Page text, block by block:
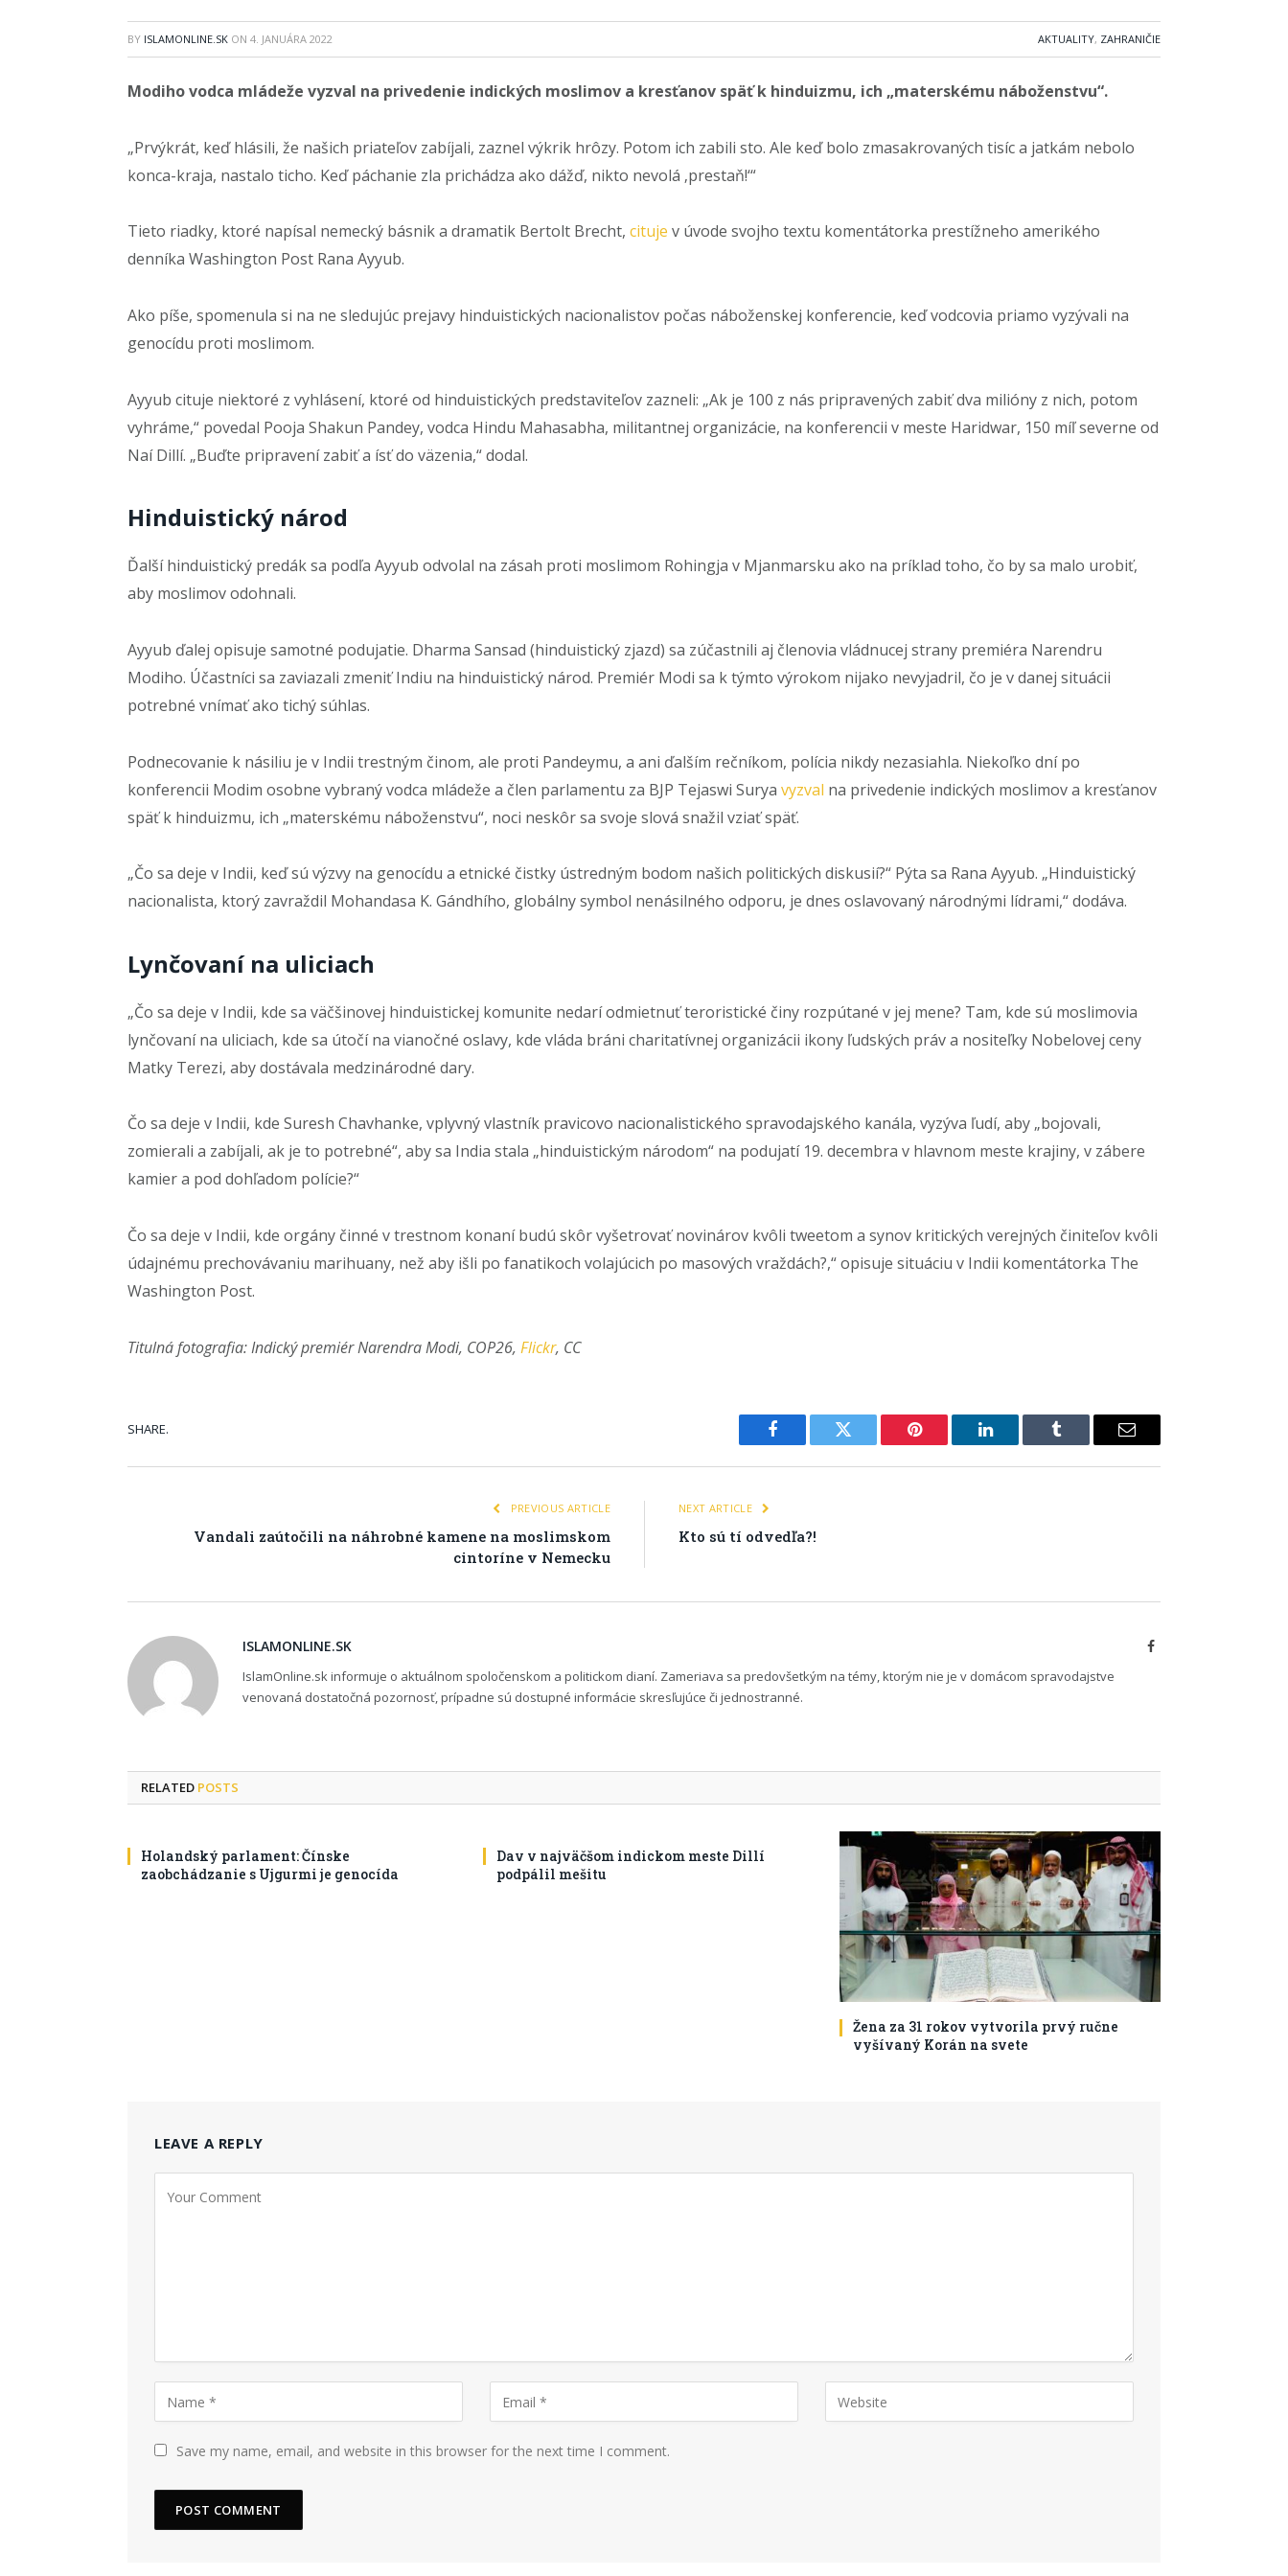
BY ISLAMONLINE.SK ON 4. JANUÁRA 2022 AKTUALITY, ZAHRANIČIE
Modiho vodca mládeže vyzval na privedenie indických moslimov a kresťanov späť k hinduizmu, ich „materskému náboženstvu“.
„Prvýkrát, keď hlásili, že našich priateľov zabíjali, zaznel výkrik hrôzy. Potom ich zabili sto. Ale keď bolo zmasakrovaných tisíc a jatkám nebolo
konca-kraja, nastalo ticho. Keď páchanie zla prichádza ako dážď, nikto nevolá ‚prestaň!‘“
Tieto riadky, ktoré napísal nemecký básnik a dramatik Bertolt Brecht, cituje v úvode svojho textu komentátorka prestížneho amerikého
denníka Washington Post Rana Ayyub.
Ako píše, spomenula si na ne sledujúc prejavy hinduistických nacionalistov počas náboženskej konferencie, keď vodcovia priamo vyzývali na
genocídu proti moslimom.
Ayyub cituje niektoré z vyhlásení, ktoré od hinduistických predstaviteľov zazneli: „Ak je 100 z nás pripravených zabiť dva milióny z nich, potom
vyhráme,“ povedal Pooja Shakun Pandey, vodca Hindu Mahasabha, militantnej organizácie, na konferencii v meste Haridwar, 150 míľ severne od
Naí Dillí. „Buďte pripravení zabiť a ísť do väzenia,“ dodal.
Hinduistický národ
Ďalší hinduistický predák sa podľa Ayyub odvolal na zásah proti moslimom Rohingja v Mjanmarsku ako na príklad toho, čo by sa malo urobiť,
aby moslimov odohnali.
Ayyub ďalej opisuje samotné podujatie. Dharma Sansad (hinduistický zjazd) sa zúčastnili aj členovia vládnucej strany premiéra Narendru
Modiho. Účastníci sa zaviazali zmeniť Indiu na hinduistický národ. Premiér Modi sa k týmto výrokom nijako nevyjadril, čo je v danej situácii
potrebné vnímať ako tichý súhlas.
Podnecovanie k násiliu je v Indii trestným činom, ale proti Pandeymu, a ani ďalším rečníkom, polícia nikdy nezasiahla. Niekoľko dní po
konferencii Modim osobne vybraný vodca mládeže a člen parlamentu za BJP Tejaswi Surya vyzval na privedenie indických moslimov a kresťanov
späť k hinduizmu, ich „materskému náboženstvu“, noci neskôr sa svoje slová snažil vziať späť.
„Čo sa deje v Indii, keď sú výzvy na genocídu a etnické čistky ústredným bodom našich politických diskusií?“ Pýta sa Rana Ayyub. „Hinduistický
nacionalista, ktorý zavraždil Mohandasa K. Gándhího, globálny symbol nenásilného odporu, je dnes oslavovaný národnými lídrami,“ dodáva.
Lynčovaní na uliciach
„Čo sa deje v Indii, kde sa väčšinovej hinduistickej komunite nedarí odmietnuť teroristické činy rozpútané v jej mene? Tam, kde sú moslimovia
lynčovaní na uliciach, kde sa útočí na vianočné oslavy, kde vláda bráni charitatívnej organizácii ikony ľudských práv a nositeľky Nobelovej ceny
Matky Terezi, aby dostávala medzinárodné dary.
Čo sa deje v Indii, kde Suresh Chavhanke, vplyvný vlastník pravicovo nacionalistického spravodajského kanála, vyzýva ľudí, aby „bojovali,
zomierali a zabíjali, ak je to potrebné“, aby sa India stala „hinduistickým národom“ na podujatí 19. decembra v hlavnom meste krajiny, v zábere
kamier a pod dohľadom polície?“
Čo sa deje v Indii, kde orgány činné v trestnom konaní budú skôr vyšetrovať novinárov kvôli tweetom a synov kritických verejných činiteľov kvôli
údajnému prechovávaniu marihuany, než aby išli po fanatikoch volajúcich po masových vraždách?,“ opisuje situáciu v Indii komentátorka The
Washington Post.
Titulná fotografia: Indický premiér Narendra Modi, COP26, Flickr, CC
SHARE.
Facebook Twitter Pinterest LinkedIn Tumblr Email
PREVIOUS ARTICLE
Vandali zaútočili na náhrobné kamene na moslimskom
cintoríne v Nemecku
NEXT ARTICLE
Kto sú tí odvedľa?!
ISLAMONLINE.SK Facebook
IslamOnline.sk informuje o aktuálnom spoločenskom a politickom dianí. Zameriava sa predovšetkým na témy, ktorým nie je v domácom spravodajstve
venovaná dostatočná pozornosť, prípadne sú dostupné informácie skresľujúce či jednostranné.
RELATED POSTS
Holandský parlament: Čínske
zaobchádzanie s Ujgurmi je genocída
Dav v najväčšom indickom meste Dillí
podpálil mešitu
Žena za 31 rokov vytvorila prvý ručne
vyšívaný Korán na svete
LEAVE A REPLY
Save my name, email, and website in this browser for the next time I comment.